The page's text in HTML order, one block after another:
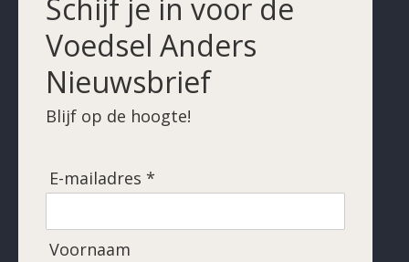
Schijf je in voor de
Voedsel Anders
Nieuwsbrief
Blijf op de hoogte!
E-mailadres *
Voornaam